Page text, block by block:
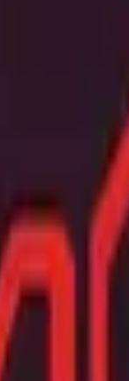
והטבות השקה
הבאה שלך. בנוסף, על
נוח וחוסך כסף בכל
בקרוב. עכשיו זה